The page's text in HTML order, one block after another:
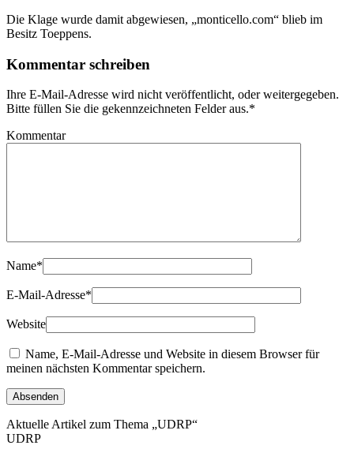
Die Klage wurde damit abgewiesen, „monticello.com“ blieb im
Besitz Toeppens.
Kommentar schreiben
Ihre E-Mail-Adresse wird nicht veröffentlicht, oder weitergegeben.
Bitte füllen Sie die gekennzeichneten Felder aus.*
Kommentar
Name*
E-Mail-Adresse*
Website
Name, E-Mail-Adresse und Website in diesem Browser für
meinen nächsten Kommentar speichern.
Aktuelle Artikel zum Thema „UDRP“
UDRP